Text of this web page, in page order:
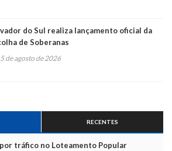
do Sul realiza lançamento oficial da
de Soberanas
5 de agosto de 2026
RECENTES
tráfico no Loteamento Popular